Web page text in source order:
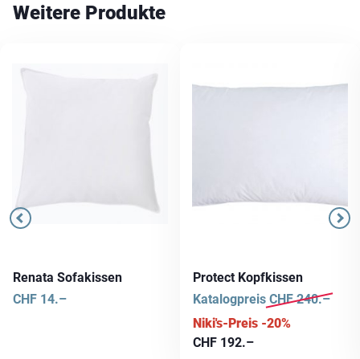
Weitere Produkte
Renata Sofakissen
CHF 14.–
Protect Kopfkissen
Katalogpreis CHF240.–
Niki's-Preis -20%
CHF 192.–